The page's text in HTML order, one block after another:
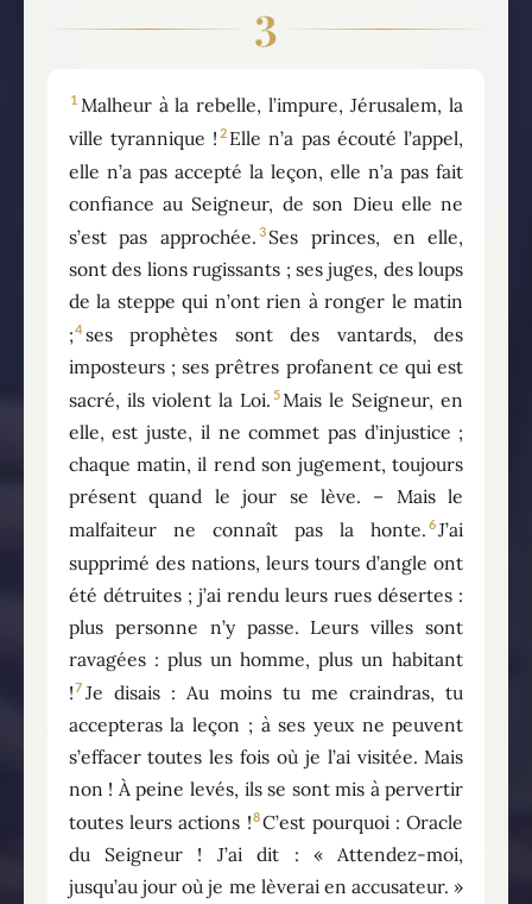
3
1 Malheur à la rebelle, l’impure, Jérusalem, la
ville tyrannique ! 2 Elle n’a pas écouté l’appel,
elle n’a pas accepté la leçon, elle n’a pas fait
confiance au Seigneur, de son Dieu elle ne
s’est pas approchée. 3 Ses princes, en elle,
sont des lions rugissants ; ses juges, des loups
de la steppe qui n’ont rien à ronger le matin
;4 ses prophètes sont des vantards, des
imposteurs ; ses prêtres profanent ce qui est
sacré, ils violent la Loi. 5Mais le Seigneur, en
elle, est juste, il ne commet pas d’injustice ;
chaque matin, il rend son jugement, toujours
présent quand le jour se lève. – Mais le
malfaiteur ne connaît pas la honte. 6J’ai
supprimé des nations, leurs tours d’angle ont
été détruites ; j’ai rendu leurs rues désertes :
plus personne n’y passe. Leurs villes sont
ravagées : plus un homme, plus un habitant
!7 Je disais : Au moins tu me craindras, tu
accepteras la leçon ; à ses yeux ne peuvent
s’effacer toutes les fois où je l’ai visitée. Mais
non ! À peine levés, ils se sont mis à pervertir
toutes leurs actions !8C’est pourquoi : Oracle
du Seigneur ! J’ai dit : « Attendez-moi,
jusqu’au jour où je me lèverai en accusateur. »